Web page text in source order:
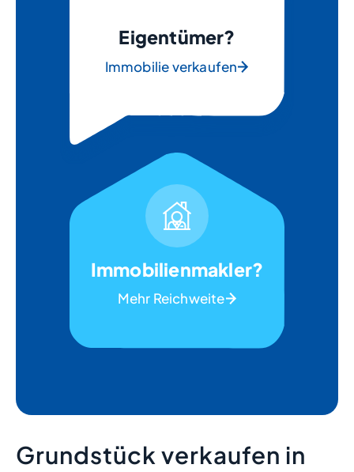
Eigentümer?
Immobilie verkaufen
Immobilienmakler?
Mehr Reichweite
Grundstück verkaufen in